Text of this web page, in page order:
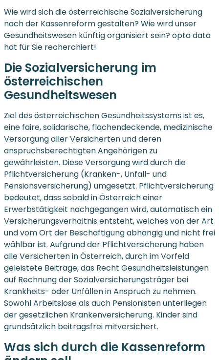
Wie wird sich die österreichische Sozialversicherung
nach der Kassenreform gestalten? Wie wird unser
Gesundheitswesen künftig organisiert sein? opta data
hat für Sie recherchiert!
Die Sozialversicherung im
österreichischen
Gesundheitswesen
Ziel des österreichischen Gesundheitssystems ist es,
eine faire, solidarische, flächendeckende, medizinische
Versorgung aller Versicherten und deren
anspruchsberechtigten Angehörigen zu
gewährleisten. Diese Versorgung wird durch die
Pflichtversicherung (Kranken-, Unfall- und
Pensionsversicherung) umgesetzt. Pflichtversicherung
bedeutet, dass sobald in Österreich einer
Erwerbstätigkeit nachgegangen wird, automatisch ein
Versicherungsverhältnis entsteht, welches von der Art
und vom Ort der Beschäftigung abhängig und nicht frei
wählbar ist. Aufgrund der Pflichtversicherung haben
alle Versicherten in Österreich, durch im Vorfeld
geleistete Beiträge, das Recht Gesundheitsleistungen
auf Rechnung der Sozialversicherungsträger bei
Krankheits- oder Unfällen in Anspruch zu nehmen.
Sowohl Arbeitslose als auch Pensionisten unterliegen
der gesetzlichen Krankenversicherung. Kinder sind
grundsätzlich beitragsfrei mitversichert.
Was sich durch die Kassenreform